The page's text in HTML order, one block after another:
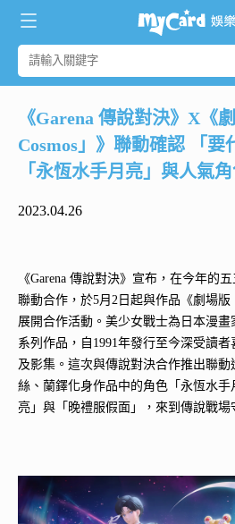
《Garena 傳說對決》X《
Cosmos」》聯動確認 「要
「永恆水手月亮」與人氣
2023.04.26
《Garena 傳說對決》宣布，在今年的
聯動合作，於5月2日起與作品《劇場版
展開合作活動。美少女戰士為日本漫
系列作品，自1991年發行至今深受讀
及影集。這次與傳說對決合作推出聯
絲、蘭鐸化身作品中的角色「永恆水手
亮」與「晚禮服假面」，來到傳說戰場